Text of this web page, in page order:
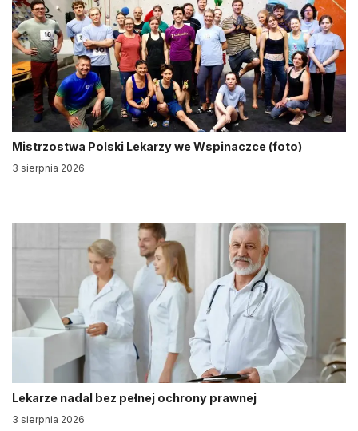
Mistrzostwa Polski Lekarzy we Wspinaczce (foto)
3 sierpnia 2026
Lekarze nadal bez pełnej ochrony prawnej
3 sierpnia 2026